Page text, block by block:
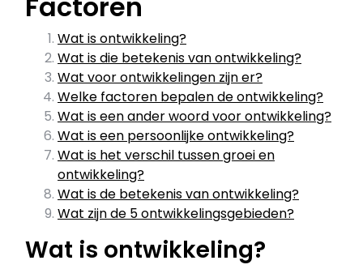
Wat is ontwikkeling?
Wat is die betekenis van ontwikkeling?
Wat voor ontwikkelingen zijn er?
Welke factoren bepalen de ontwikkeling?
Wat is een ander woord voor ontwikkeling?
Wat is een persoonlijke ontwikkeling?
Wat is het verschil tussen groei en
ontwikkeling?
Wat is de betekenis van ontwikkeling?
Wat zijn de 5 ontwikkelingsgebieden?
Wat is ontwikkeling?